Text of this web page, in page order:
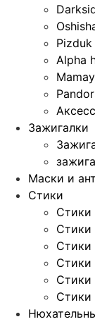
Alpha
Mamay
Зажигалки
Маски и
Стики
Стики
Стики
Стики
Стики
Стики
Стики